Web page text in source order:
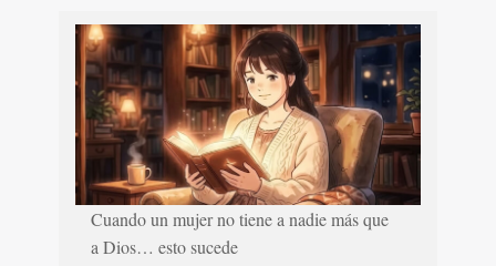
Cuando un mujer no tiene a nadie más que
a Dios… esto sucede